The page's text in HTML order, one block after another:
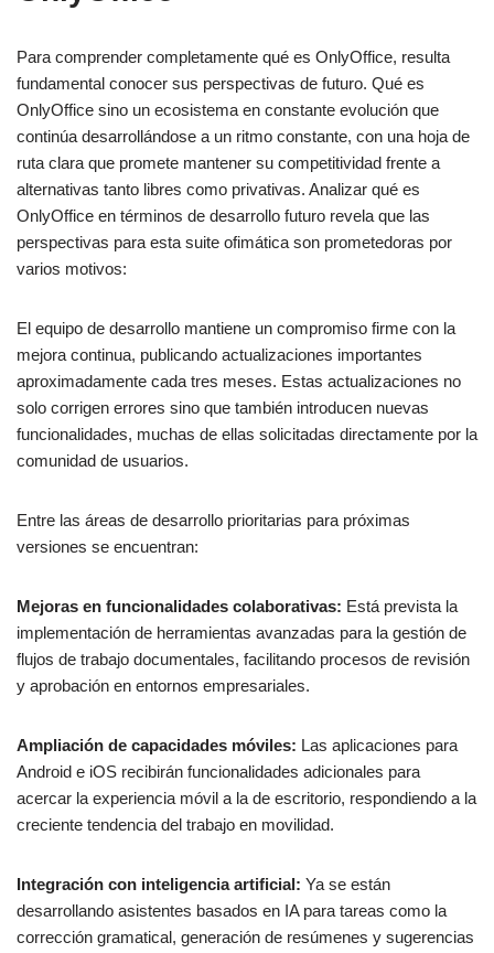
Para comprender completamente qué es OnlyOffice, resulta
fundamental conocer sus perspectivas de futuro. Qué es
OnlyOffice sino un ecosistema en constante evolución que
continúa desarrollándose a un ritmo constante, con una hoja de
ruta clara que promete mantener su competitividad frente a
alternativas tanto libres como privativas. Analizar qué es
OnlyOffice en términos de desarrollo futuro revela que las
perspectivas para esta suite ofimática son prometedoras por
varios motivos:
El equipo de desarrollo mantiene un compromiso firme con la
mejora continua, publicando actualizaciones importantes
aproximadamente cada tres meses. Estas actualizaciones no
solo corrigen errores sino que también introducen nuevas
funcionalidades, muchas de ellas solicitadas directamente por la
comunidad de usuarios.
Entre las áreas de desarrollo prioritarias para próximas
versiones se encuentran:
Mejoras en funcionalidades colaborativas: Está prevista la
implementación de herramientas avanzadas para la gestión de
flujos de trabajo documentales, facilitando procesos de revisión
y aprobación en entornos empresariales.
Ampliación de capacidades móviles: Las aplicaciones para
Android e iOS recibirán funcionalidades adicionales para
acercar la experiencia móvil a la de escritorio, respondiendo a la
creciente tendencia del trabajo en movilidad.
Integración con inteligencia artificial: Ya se están
desarrollando asistentes basados en IA para tareas como la
corrección gramatical, generación de resúmenes y sugerencias